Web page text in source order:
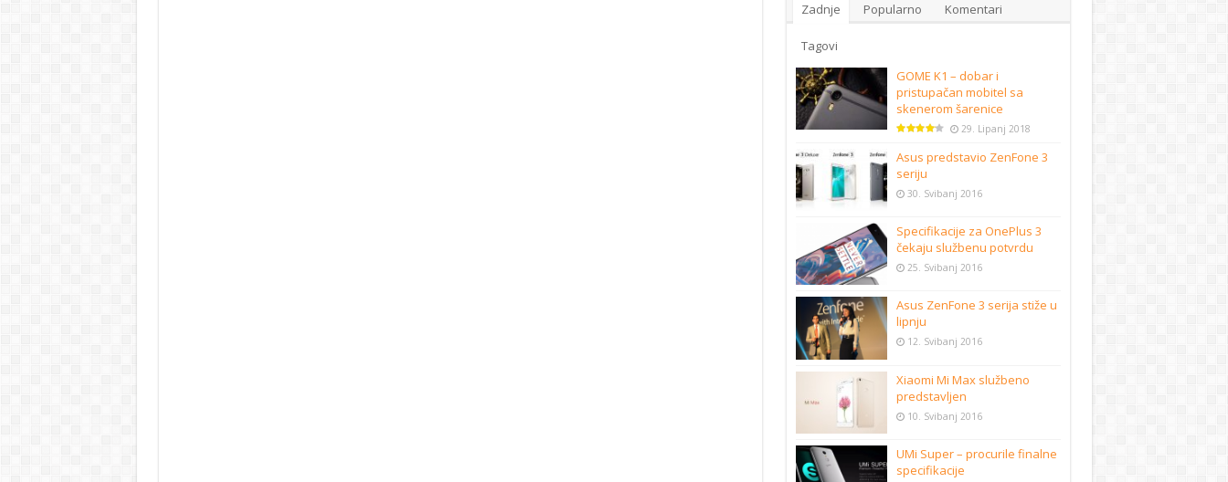
Zadnje Popularno Komentari
Tagovi
GOME K1 – dobar i
pristupačan mobitel sa
skenerom šarenice
29. Lipanj 2018
Asus predstavio ZenFone 3
seriju
30. Svibanj 2016
Specifikacije za OnePlus 3
čekaju službenu potvrdu
25. Svibanj 2016
Asus ZenFone 3 serija stiže u
lipnju
12. Svibanj 2016
Xiaomi Mi Max službeno
predstavljen
10. Svibanj 2016
UMi Super – procurile finalne
specifikacije